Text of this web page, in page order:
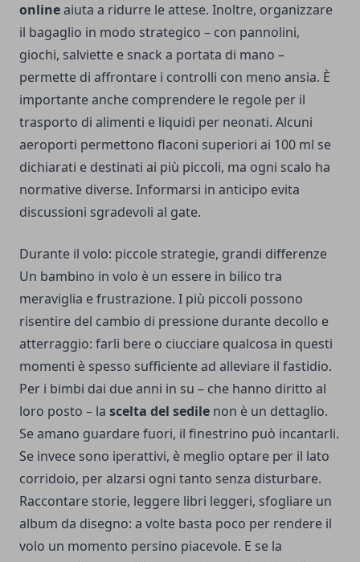
onlineaiuta a ridurre le attese. Inoltre, organizzare
il bagaglio in modo strategico – con pannolini,
giochi, salviette e snack a portata di mano –
permette di affrontare i controlli con meno ansia. È
importante anche comprendere le regole per il
trasporto di alimenti e liquidi per neonati. Alcuni
aeroporti permettono flaconi superiori ai 100 ml se
dichiarati e destinati ai più piccoli, ma ogni scalo ha
normative diverse. Informarsi in anticipo evita
discussioni sgradevoli al gate.
Durante il volo: piccole strategie, grandi differenze
Un bambino in volo è un essere in bilico tra
meraviglia e frustrazione. I più piccoli possono
risentire del cambio di pressione durante decollo e
atterraggio: farli bere o ciucciare qualcosa in questi
momenti è spesso sufficiente ad alleviare il fastidio.
Per i bimbi dai due anni in su – che hanno diritto al
loro posto – la scelta del sedile non è un dettaglio.
Se amano guardare fuori, il finestrino può incantarli.
Se invece sono iperattivi, è meglio optare per il lato
corridoio, per alzarsi ogni tanto senza disturbare.
Raccontare storie, leggere libri leggeri, sfogliare un
album da disegno: a volte basta poco per rendere il
volo un momento persino piacevole. E se la